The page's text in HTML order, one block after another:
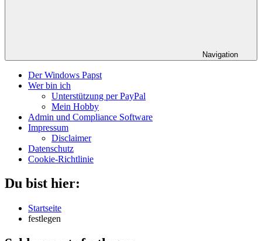
Navigation
Der Windows Papst
Wer bin ich
Unterstützung per PayPal
Mein Hobby
Admin und Compliance Software
Impressum
Disclaimer
Datenschutz
Cookie-Richtlinie
Du bist hier:
Startseite
festlegen